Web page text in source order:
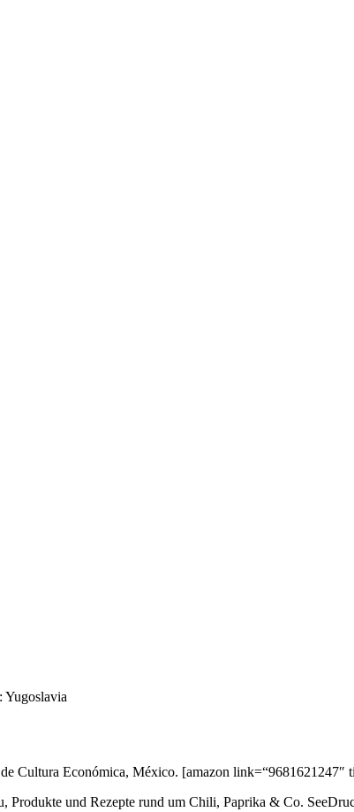
Yugoslavia
Cultura Económica, México. [amazon link=“9681621247″
Produkte und Rezepte rund um Chili, Paprika & Co.